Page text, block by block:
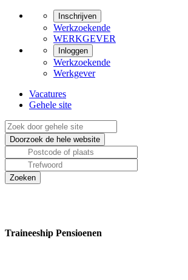
Inschrijven
Werkzoekende
WERKGEVER
Inloggen
Werkzoekende
Werkgever
Vacatures
Gehele site
Traineeship Pensioenen